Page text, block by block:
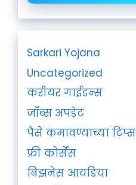
Sarkari Yojana
Uncategorized
करीयर गाईडन्स
जॉब्स अपडेट
पैसे कमावण्याच्या टिप्स
फ्री कोर्सेस
बिझनेस आयडिया